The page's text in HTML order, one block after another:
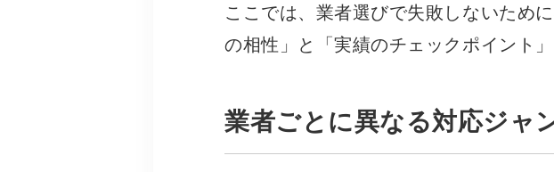
ここでは、業者選びで失敗しないため
の相性」と「実績のチェックポイント
業者ごとに異なる対応ジャ